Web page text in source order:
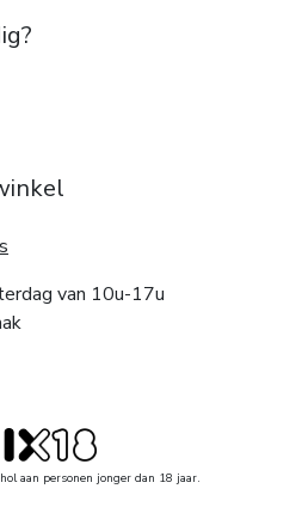
van 10u-17u
aan personen jonger dan 18 jaar.